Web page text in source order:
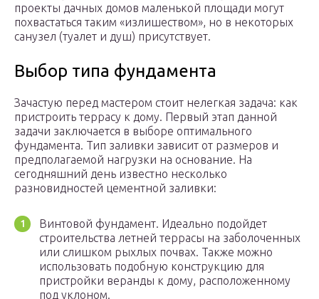
проекты дачных домов маленькой площади могут
похвастаться таким «излишеством», но в некоторых
санузел (туалет и душ) присутствует.
Выбор типа фундамента
Зачастую перед мастером стоит нелегкая задача: как
пристроить террасу к дому. Первый этап данной
задачи заключается в выборе оптимального
фундамента. Тип заливки зависит от размеров и
предполагаемой нагрузки на основание. На
сегодняшний день известно несколько
разновидностей цементной заливки:
Винтовой фундамент. Идеально подойдет
строительства летней террасы на заболоченных
или слишком рыхлых почвах. Также можно
использовать подобную конструкцию для
пристройки веранды к дому, расположенному
под уклоном.